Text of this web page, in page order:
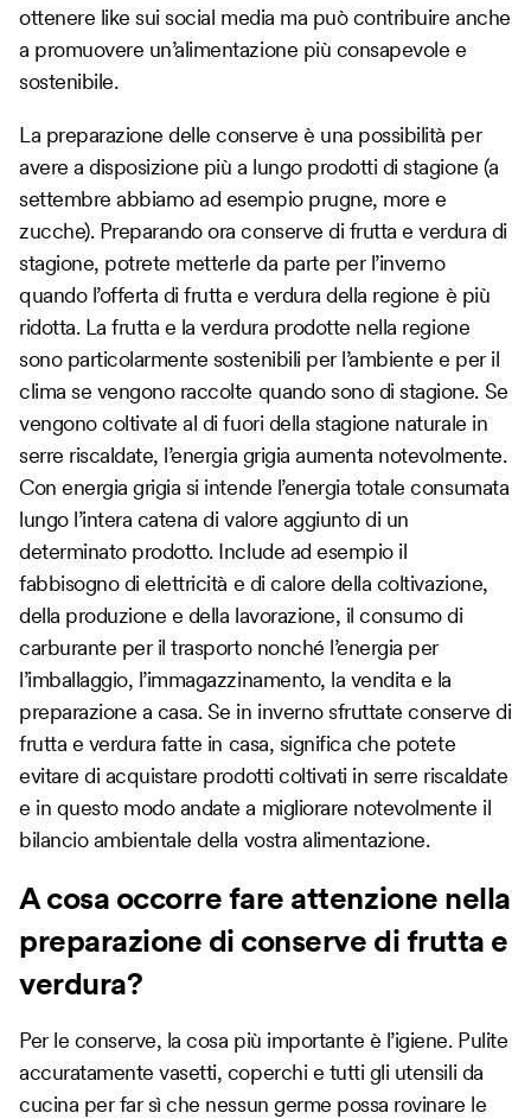
ottenere like sui social media ma può contribuire anche
a promuovere un’alimentazione più consapevole e
sostenibile.
La preparazione delle conserve è una possibilità per
avere a disposizione più a lungo prodotti di stagione (a
settembre abbiamo ad esempio prugne, more e
zucche). Preparando ora conserve di frutta e verdura di
stagione, potrete metterle da parte per l’inverno
quando l’offerta di frutta e verdura della regione è più
ridotta. La frutta e la verdura prodotte nella regione
sono particolarmente sostenibili per l’ambiente e per il
clima se vengono raccolte quando sono di stagione. Se
vengono coltivate al di fuori della stagione naturale in
serre riscaldate, l’energia grigia aumenta notevolmente.
Con energia grigia si intende l’energia totale consumata
lungo l’intera catena di valore aggiunto di un
determinato prodotto. Include ad esempio il
fabbisogno di elettricità e di calore della coltivazione,
della produzione e della lavorazione, il consumo di
carburante per il trasporto nonché l’energia per
l’imballaggio, l’immagazzinamento, la vendita e la
preparazione a casa. Se in inverno sfruttate conserve di
frutta e verdura fatte in casa, significa che potete
evitare di acquistare prodotti coltivati in serre riscaldate
e in questo modo andate a migliorare notevolmente il
bilancio ambientale della vostra alimentazione.
A cosa occorre fare attenzione nella
preparazione di conserve di frutta e
verdura?
Per le conserve, la cosa più importante è l’igiene. Pulite
accuratamente vasetti, coperchi e tutti gli utensili da
cucina per far sì che nessun germe possa rovinare le